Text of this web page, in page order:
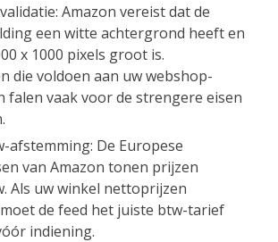
Amazon vereist dat de
een witte achtergrond heeft en
x 1000 pixels groot is.
die voldoen aan uw webshop-
falen vaak voor de strengere eisen
afstemming: De Europese
van Amazon tonen prijzen
Als uw winkel nettoprijzen
de feed het juiste btw-tarief
indiening.